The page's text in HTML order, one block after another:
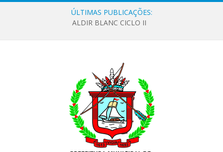
ÚLTIMAS PUBLICAÇÕES:
ALDIR BLANC CICLO II